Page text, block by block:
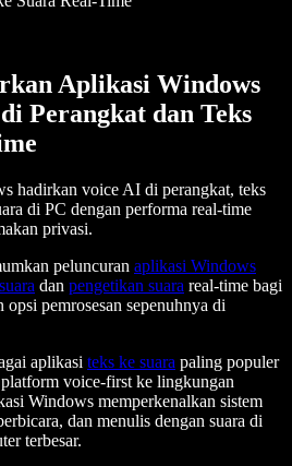
Aplikasi Windows
Perangkat dan Teks
hadirkan voice AI di perangkat, teks
di PC dengan performa real-time
privasi.
peluncuran aplikasi Windows
dan pengetikan suara real-time bagi
pemrosesan sepenuhnya di
aplikasi teks ke suara paling populer
voice-first ke lingkungan
Windows memperkenalkan sistem
dan menulis dengan suara di
terbesar.